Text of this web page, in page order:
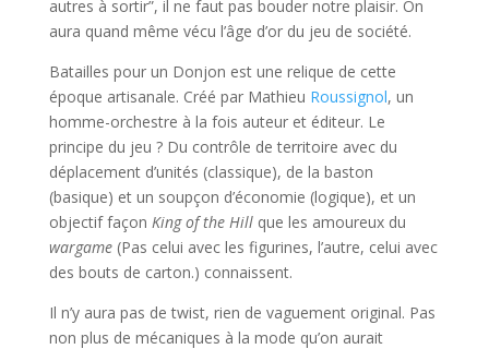
autres à sortir”, il ne faut pas bouder notre plaisir. On
aura quand même vécu l’âge d’or du jeu de société.
Batailles pour un Donjon est une relique de cette
époque artisanale. Créé par Mathieu Roussignol, un
homme-orchestre à la fois auteur et éditeur. Le
principe du jeu ? Du contrôle de territoire avec du
déplacement d’unités (classique), de la baston
(basique) et un soupçon d’économie (logique), et un
objectif façon King of the Hill que les amoureux du
wargame (Pas celui avec les figurines, l’autre, celui avec
des bouts de carton.) connaissent.
Il n’y aura pas de twist, rien de vaguement original. Pas
non plus de mécaniques à la mode qu’on aurait